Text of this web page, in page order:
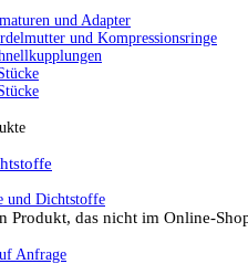
und Adapter
und Kompressionsringe
und Dichtstoffe
Produkt, das nicht im Online-
Anfrage